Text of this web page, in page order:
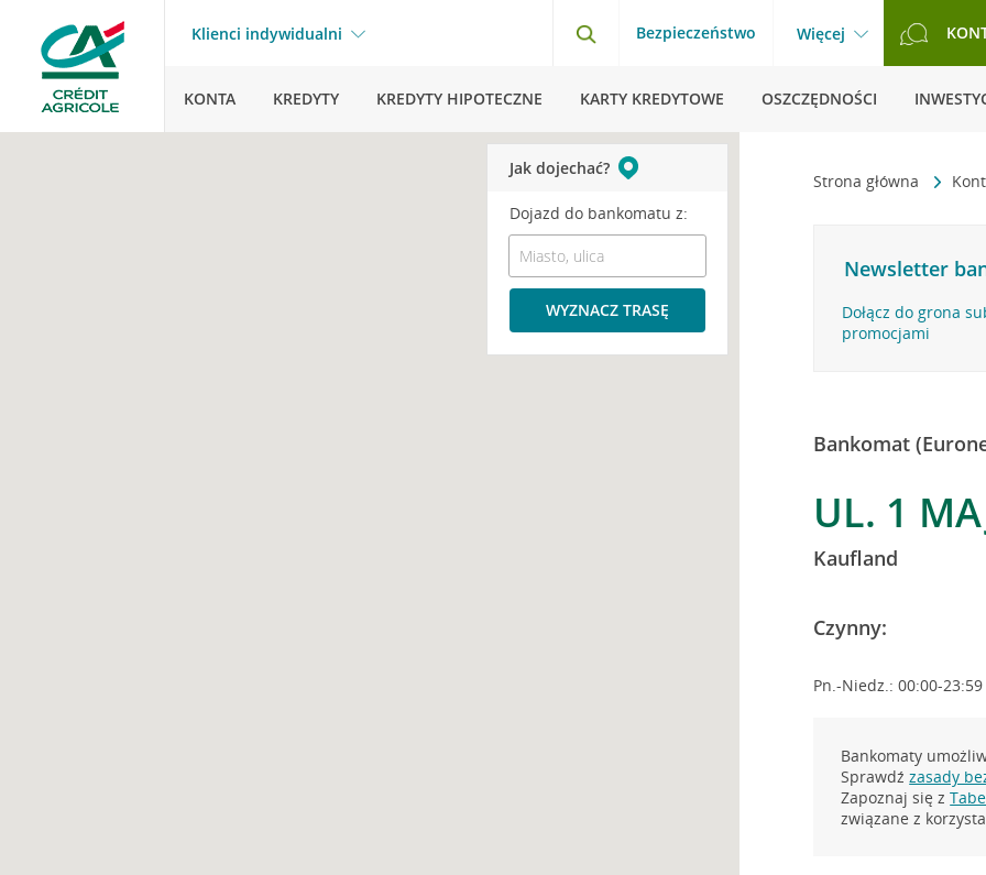
Klienci indywidualni Bezpieczeństwo Więcej
KONTA KREDYTY KREDYTY HIPOTECZNE KARTY KREDYTOWE OSZCZĘDNOŚCI
Strona główna
Newsletter
Dołącz do grona
promocjami
Bankomat
UL. 1
Kaufland
Czynny:
Pn.-Niedz.: 00:00-23:59
Bankomaty
Sprawdźzasady
Zapoznaj się z
związane z
Jak dojechać?
Dojazd do bankomatu z:
WYZNACZ TRASĘ